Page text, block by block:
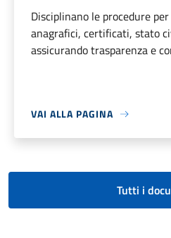
Disciplinano le procedure
anagrafici, certificati, stato
assicurando trasparenza e
VAI ALLA PAGINA
Tutti i